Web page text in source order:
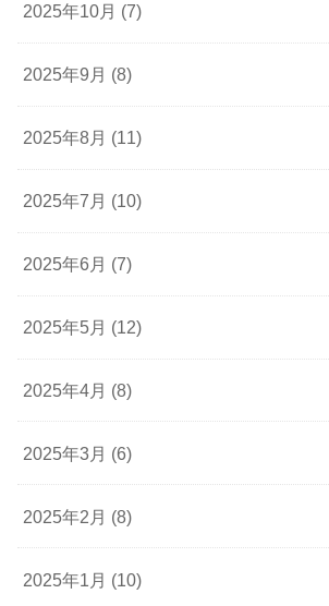
2025年10月 (7)
2025年9月 (8)
2025年8月 (11)
2025年7月 (10)
2025年6月 (7)
2025年5月 (12)
2025年4月 (8)
2025年3月 (6)
2025年2月 (8)
2025年1月 (10)